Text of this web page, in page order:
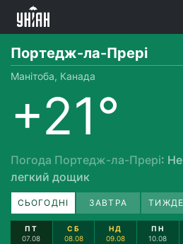
Портедж-ла-Прері
Манітоба, Канада
+21°
Погода Портедж-ла-Прері:
легкий дощик
СЬОГОДНІ ЗАВТРА
ПТ
07.08
СБ
08.08
НД
09.08
ПН
10.08